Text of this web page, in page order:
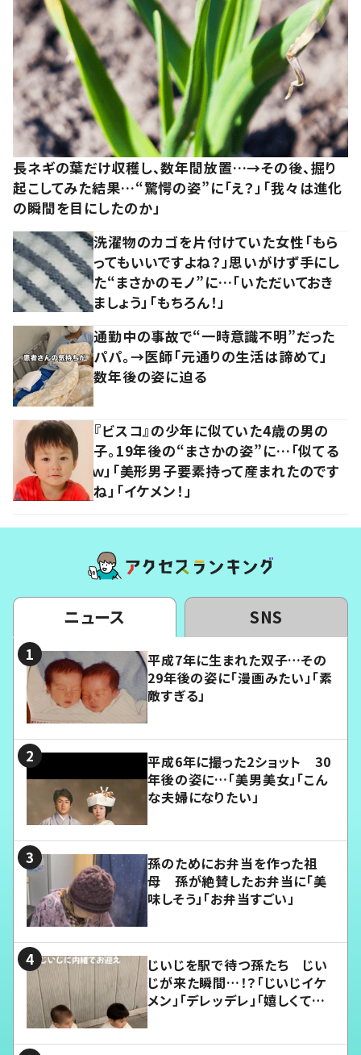
長ネギの葉だけ収穫し、数年間放置…→その後、掘り
起こしてみた結果…“驚愕の姿”に「え？」「我々は進化
の瞬間を目にしたのか」
洗濯物のカゴを片付けていた女性「もら
ってもいいですよね？」思いがけず手にし
た“まさかのモノ”に…「いただいておき
ましょう」「もちろん！」
通勤中の事故で“一時意識不明”だった
パパ。→医師「元通りの生活は諦めて」
数年後の姿に迫る
『ビスコ』の少年に似ていた4歳の男の
子。19年後の“まさかの姿”に…「似てる
ｗ」「美形男子要素持って産まれたのです
ね」「イケメン！」
ニュース SNS
平成7年に生まれた双子…その
29年後の姿に「漫画みたい」「素
敵すぎる」
平成6年に撮った2ショット 30
年後の姿に…「美男美女」「こん
な夫婦になりたい」
孫のためにお弁当を作った祖
母 孫が絶賛したお弁当に「美
味しそう」「お弁当すごい」
じいじを駅で待つ孫たち じい
じが来た瞬間…！？「じいじイケ
メン」「デレッデレ」「嬉しくて可